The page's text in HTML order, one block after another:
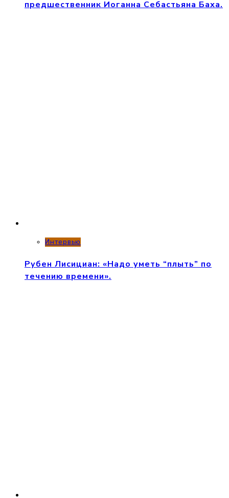
предшественник Иоганна Себастьяна Баха.
Интервью
Рубен Лисициан: «Надо уметь “плыть” по
течению времени».